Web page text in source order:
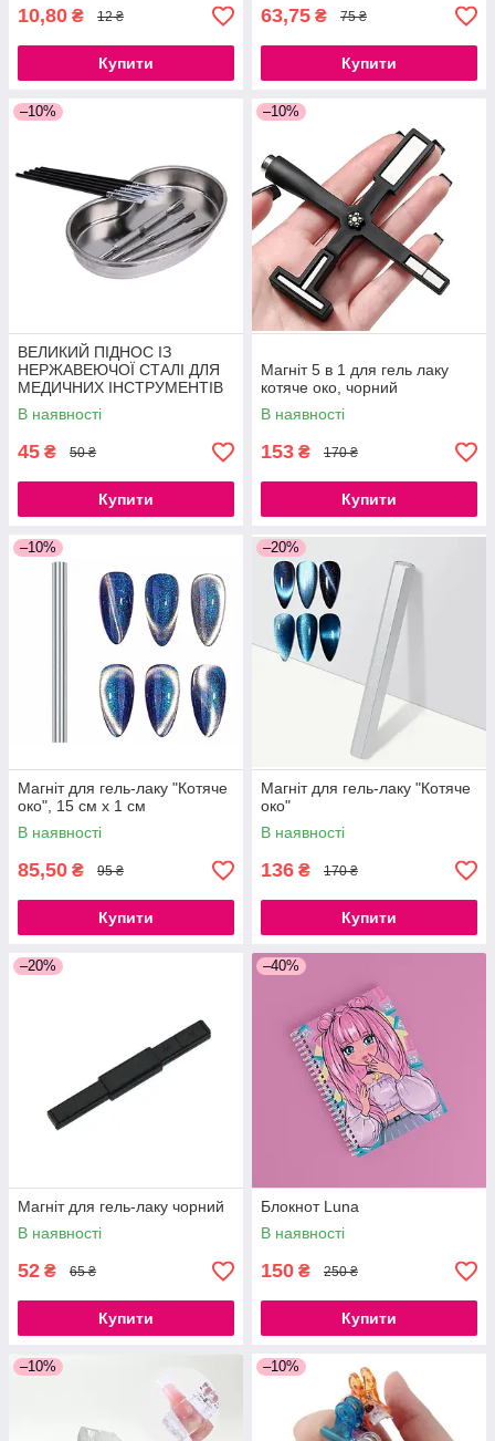
10,80 ₴ 12 ₴
Купити
63,75 ₴ 75 ₴
Купити
–10%
ВЕЛИКИЙ ПІДНОС ІЗ
НЕРЖАВЕЮЧОЇ СТАЛІ ДЛЯ
МЕДИЧНИХ ІНСТРУМЕНТІВ
21СМ
В наявності
45 ₴ 50 ₴
Купити
–10%
Магніт 5 в 1 для гель лаку
котяче око, чорний
В наявності
153 ₴ 170 ₴
Купити
–10%
Магніт для гель-лаку "Котяче
око", 15 см х 1 см
В наявності
85,50 ₴ 95 ₴
Купити
–20%
Магніт для гель-лаку "Котяче
око"
В наявності
136 ₴ 170 ₴
Купити
–20%
Магніт для гель-лаку чорний
В наявності
52 ₴ 65 ₴
Купити
–40%
Блокнот Luna
В наявності
150 ₴ 250 ₴
Купити
–10% –10%